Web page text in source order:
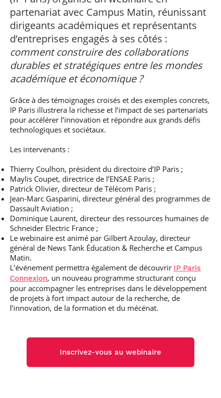
S’engager à Télécom
Paris
Numérique
responsable : nos
élèves impliqués
Parcours Numérique
Responsable
Enquête 1er emploi
Corps des Mines
Parcours Talents : un
Double Diplôme
donnant accès aux
Corps techniques de
l’État
Artificielle en
alternance
(admissions closes)
Expert
cybersécurité des
réseaux et des
systèmes
d’information
Artificielle – Expert
Data & MLops
Intelligence
Artificielle
autonome
Je suis élève en
situation de
handicap, comment
faire ?
Vous êtes admis,
préparez votre
arrivée
Financement
Entreprises &
solutions Mastère
Spécialisé
formations de
Mastère Spécialisé
professionnel
• Journaliste
• Diplômé
• Créateur d’entreprise
partenariat avec Campus Matin, réunissant
dirigeants académiques et représentants
d’entreprises engagés à ses côtés :
comment construire des collaborations
durables et stratégiques entre les mondes
académique et économique ?
Grâce à des témoignages croisés et des exemples concrets,
IP Paris illustrera la richesse et l’impact de ses partenariats
pour accélérer l’innovation et répondre aux grands défis
technologiques et sociétaux.
Les intervenants :
Thierry Coulhon, président du directoire d’IP Paris ;
Maylis Coupet, directrice de l’ENSAE Paris ;
Patrick Olivier, directeur de Télécom Paris ;
Jean-Marc Gasparini, directeur général des programmes de
Dassault Aviation ;
Dominique Laurent, directeur des ressources humaines de
Schneider Electric France ;
Le webinaire est animé par Gilbert Azoulay, directeur
général de News Tank Éducation & Recherche et Campus
Matin.
L’événement permettra également de découvrir IP Paris
Connexion, un nouveau programme structurant conçu
pour accompagner les entreprises dans le développement
de projets à fort impact autour de la recherche, de
l’innovation, de la formation et du mécénat.
Inscrivez-vous au webinaire